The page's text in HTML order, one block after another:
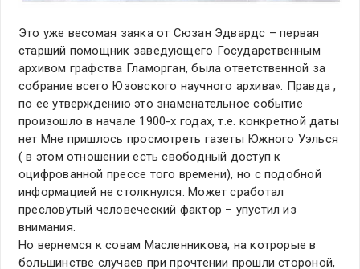
Это уже весомая заяка от Сюзан Эдвардс – первая
старший помощник заведующего Государственным
архивом графства Гламорган, была ответственной за
собрание всего Юзовского научного архива». Правда ,
по ее утверждению это знаменательное событие
произошло в начале 1900-х годах, т.е. конкретной даты
нет Мне пришлось просмотреть газеты Южного Уэлься
( в этом отношении есть свободный доступ к
оцифрованной прессе того времени), но с подобной
информацией не столкнулся. Может сработал
пресловутый человеческий фактор – упустил из
внимания.
Но вернемся к совам Масленникова, на котрорые в
большинстве случаев при прочтении прошли стороной,